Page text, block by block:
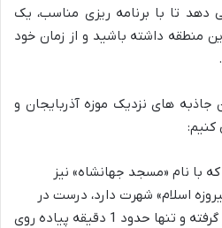
تا با برنامه ریزی مناسب، یک
منطقه داشته باشید و از زمان خود
جاذبه های نزدیک موزه آذربایجان و
کنیم:
با نام «مسجد جهانشاه» نیز
اسلام» شهرت دارد، درست در
کنار موزه آذربایجان قرار گرفته و تنها حدود 1 دقیقه پیاده روی